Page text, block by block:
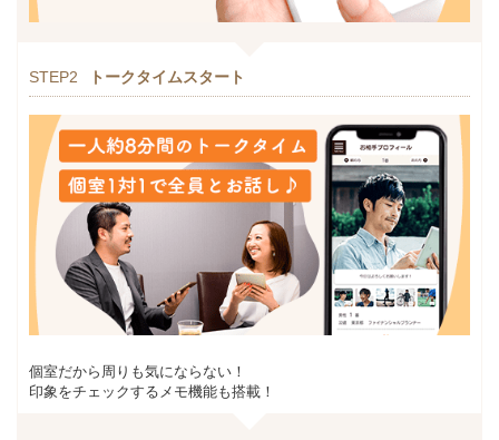
STEP2 トークタイムスタート
個室だから周りも気にならない！
印象をチェックするメモ機能も搭載！